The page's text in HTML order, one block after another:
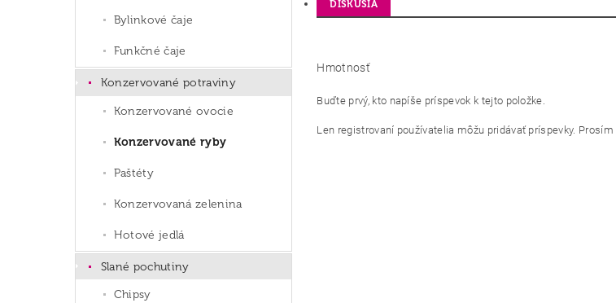
Bylinkové čaje
Funkčné čaje
Konzervované potraviny
Konzervované ovocie
Konzervované ryby
Paštéty
Konzervovaná zelenina
Hotové jedlá
Slané pochutiny
Chipsy
DISKUSIA
Hmotnosť
Buďte prvý, kto napíše príspevok k tejto položke.
Len registrovaní používatelia môžu pridávať príspevky. Prosím